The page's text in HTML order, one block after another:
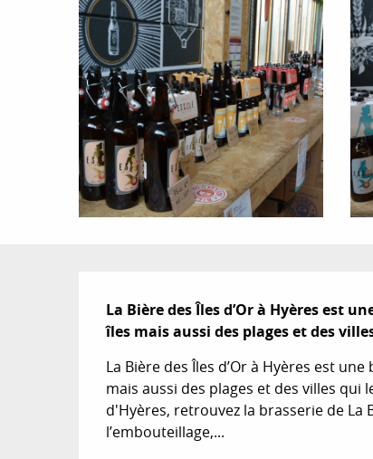
Description
La Bière des Îles d’Or à Hyères est
îles mais aussi des plages et des
La Bière des Îles d’Or à Hyères est
mais aussi des plages et des villes qui
d'Hyères, retrouvez la brasserie de La
l’embouteillage,...